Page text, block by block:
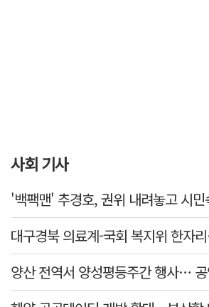
사회 기사